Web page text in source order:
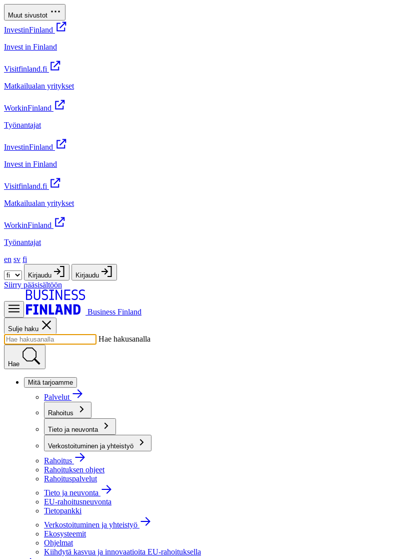
Muut sivustot
InvestinFinland
Invest in Finland
Visitfinland.fi
Matkailualan yritykset
WorkinFinland
Työnantajat
InvestinFinland
Invest in Finland
Visitfinland.fi
Matkailualan yritykset
WorkinFinland
Työnantajat
en sv fi
Kirjaudu Kirjaudu
Siirry pääsisältöön
Business Finland
Sulje haku
Hae hakusanalla
Hae
Mitä tarjoamme
Palvelut
Rahoitus
Tieto ja neuvonta
Verkostoituminen ja yhteistyö
Rahoitus
Rahoituksen ohjeet
Rahoituspalvelut
Tieto ja neuvonta
EU-rahoitusneuvonta
Tietopankki
Verkostoituminen ja yhteistyö
Ekosysteemit
Ohjelmat
Kiihdytä kasvua ja innovaatioita EU-rahoituksella